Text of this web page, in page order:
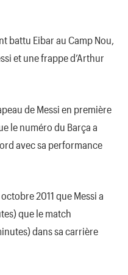
battu Eibar au Camp Nou,
et une frappe d’Arthur
de Messi en première
le numéro du Barça a
avec sa performance
2011 que Messi a
que le match
dans sa carrière